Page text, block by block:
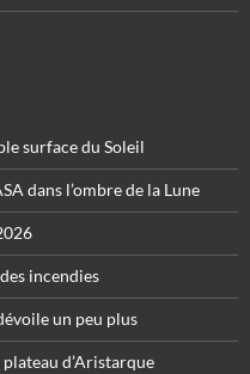
surface du Soleil
dans l’ombre de la Lune
incendies
un peu plus
d’Aristarque